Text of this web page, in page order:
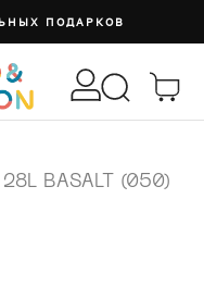
ПОДАРКОВ
28L BASALT (050)